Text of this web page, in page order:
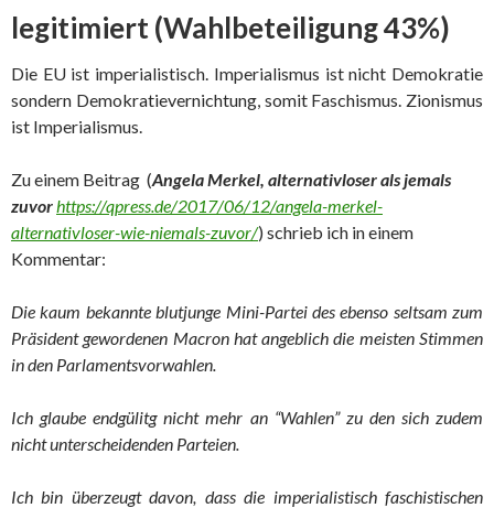
legitimiert (Wahlbeteiligung 43%)
Die EU ist imperialistisch. Imperialismus ist nicht Demokratie
sondern Demokratievernichtung, somit Faschismus. Zionismus
ist Imperialismus.
Zu einem Beitrag (Angela Merkel, alternativloser als jemals
zuvorhttps://qpress.de/2017/06/12/angela-merkel-
alternativloser-wie-niemals-zuvor/) schrieb ich in einem
Kommentar:
Die kaum bekannte blutjunge Mini-Partei des ebenso seltsam zum
Präsident gewordenen Macron hat angeblich die meisten Stimmen
in den Parlamentsvorwahlen.
Ich glaube endgülitg nicht mehr an “Wahlen” zu den sich zudem
nicht unterscheidenden Parteien.
Ich bin überzeugt davon, dass die imperialistisch faschistischen